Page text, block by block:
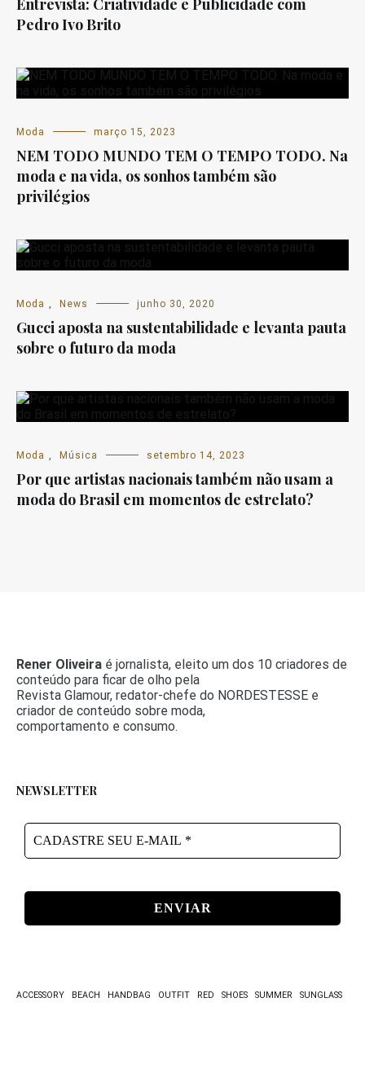
Entrevista: Criatividade e Publicidade com
Pedro Ivo Brito
Moda março 15, 2023
NEM TODO MUNDO TEM O TEMPO TODO. Na
moda e na vida, os sonhos também são
privilégios
Moda , News junho 30, 2020
Gucci aposta na sustentabilidade e levanta pauta
sobre o futuro da moda
Moda , Música setembro 14, 2023
Por que artistas nacionais também não usam a
moda do Brasil em momentos de estrelato?
Rener Oliveira é jornalista, eleito um dos 10 criadores de
conteúdo para ficar de olho pela
Revista Glamour, redator-chefe do NORDESTESSE e
criador de conteúdo sobre moda,
comportamento e consumo.
NEWSLETTER
CADASTRE
SEU
*
ACCESSORY BEACH HANDBAG OUTFIT RED SHOES SUMMER SUNGLASS